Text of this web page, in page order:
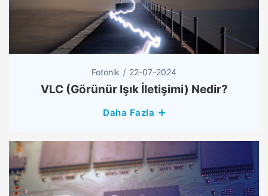
Fotonik 22-07-2024
VLC (Görünür Işık İletişimi) Nedir?
Daha Fazla